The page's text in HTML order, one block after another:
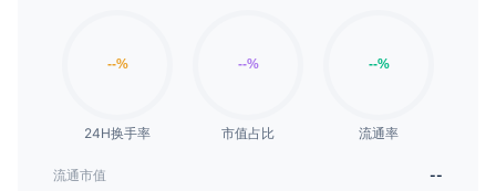
24H换手率 市值占比 流通率
流通市值
--